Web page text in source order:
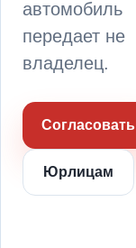
автомобиль
передает не
владелец.
Согласовать
Юрлицам